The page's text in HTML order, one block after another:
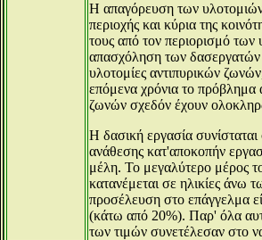
Η απαγόρευση των υλοτομιών
περιοχής και κύρια της
τους από τον περιορισμό
απασχόληση των δασεργατών
υλοτομίες αντιπυρικών
επόμενα χρόνια το πρόβλημα
ζωνών σχεδόν έχουν
Η δασική εργασία
ανάθεσης κατ'αποκοπήν
μέλη. Το μεγαλύτερο μέρος
κατανέμεται σε ηλικίες άνω
προσέλευση στο επάγγελμα
(κάτω από 20%). Παρ' όλα
των τιμών συνετέλεσαν στο